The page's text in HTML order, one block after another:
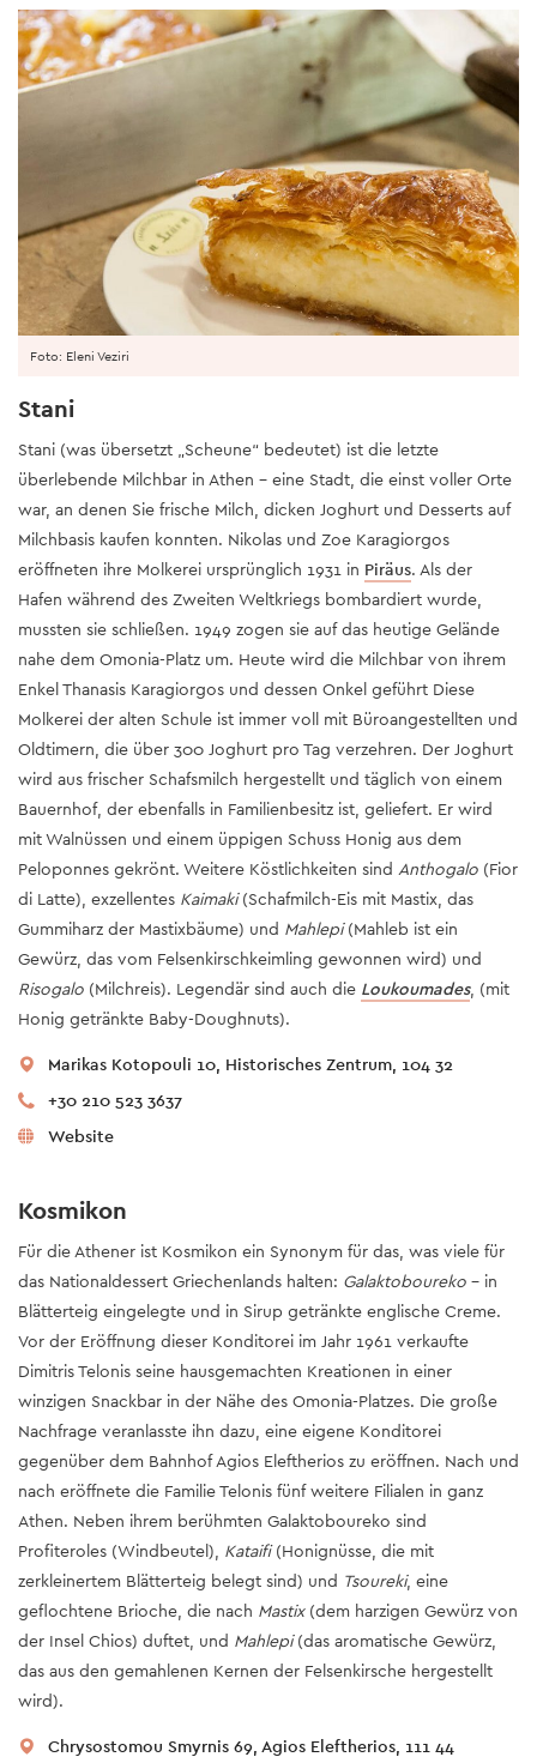
Foto: Eleni Veziri
Stani
Stani (was übersetzt „Scheune“ bedeutet) ist die letzte
überlebende Milchbar in Athen - eine Stadt, die einst voller Orte
war, an denen Sie frische Milch, dicken Joghurt und Desserts auf
Milchbasis kaufen konnten. Nikolas und Zoe Karagiorgos
eröffneten ihre Molkerei ursprünglich 1931 in Piräus. Als der
Hafen während des Zweiten Weltkriegs bombardiert wurde,
mussten sie schließen. 1949 zogen sie auf das heutige Gelände
nahe dem Omonia-Platz um. Heute wird die Milchbar von ihrem
Enkel Thanasis Karagiorgos und dessen Onkel geführt Diese
Molkerei der alten Schule ist immer voll mit Büroangestellten und
Oldtimern, die über 300 Joghurt pro Tag verzehren. Der Joghurt
wird aus frischer Schafsmilch hergestellt und täglich von einem
Bauernhof, der ebenfalls in Familienbesitz ist, geliefert. Er wird
mit Walnüssen und einem üppigen Schuss Honig aus dem
Peloponnes gekrönt. Weitere Köstlichkeiten sind Anthogalo (Fior
di Latte), exzellentes Kaimaki(Schafmilch-Eis mit Mastix, das
Gummiharz der Mastixbäume) und Mahlepi(Mahleb ist ein
Gewürz, das vom Felsenkirschkeimling gewonnen wird) und
Risogalo (Milchreis). Legendär sind auch die Loukoumades, (mit
Honig getränkte Baby-Doughnuts).
Marikas Kotopouli 10, Historisches Zentrum, 104 32
+30 210 523 3637
Website
Kosmikon
Für die Athener ist Kosmikon ein Synonym für das, was viele für
das Nationaldessert Griechenlands halten: Galaktoboureko - in
Blätterteig eingelegte und in Sirup getränkte englische Creme.
Vor der Eröffnung dieser Konditorei im Jahr 1961 verkaufte
Dimitris Telonis seine hausgemachten Kreationen in einer
winzigen Snackbar in der Nähe des Omonia-Platzes. Die große
Nachfrage veranlasste ihn dazu, eine eigene Konditorei
gegenüber dem Bahnhof Agios Eleftherios zu eröffnen. Nach und
nach eröffnete die Familie Telonis fünf weitere Filialen in ganz
Athen. Neben ihrem berühmten Galaktoboureko sind
Profiteroles (Windbeutel), Kataifi(Honignüsse, die mit
zerkleinertem Blätterteig belegt sind) und Tsoureki, eine
geflochtene Brioche, die nach Mastix(dem harzigen Gewürz von
der Insel Chios) duftet, und Mahlepi(das aromatische Gewürz,
das aus den gemahlenen Kernen der Felsenkirsche hergestellt
wird).
Chrysostomou Smyrnis 69, Agios Eleftherios, 111 44